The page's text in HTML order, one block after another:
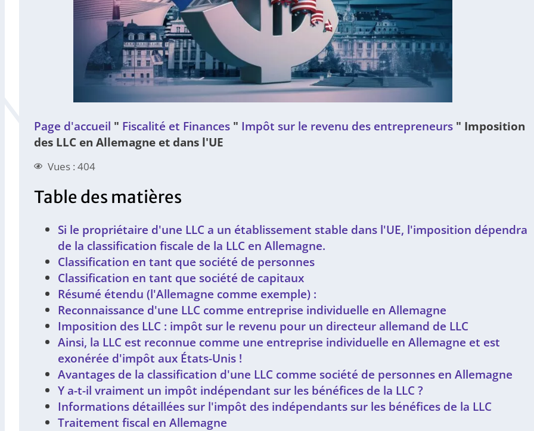
Page d'accueil " Fiscalité et Finances " Impôt sur le revenu des entrepreneurs " Imposition
des LLC en Allemagne et dans l'UE
Vues : 404
Table des matières
Si le propriétaire d'une LLC a un établissement stable dans l'UE, l'imposition dépendra
de la classification fiscale de la LLC en Allemagne.
Classification en tant que société de personnes
Classification en tant que société de capitaux
Résumé étendu (l'Allemagne comme exemple) :
Reconnaissance d'une LLC comme entreprise individuelle en Allemagne
Imposition des LLC : impôt sur le revenu pour un directeur allemand de LLC
Ainsi, la LLC est reconnue comme une entreprise individuelle en Allemagne et est
exonérée d'impôt aux États-Unis !
Avantages de la classification d'une LLC comme société de personnes en Allemagne
Y a-t-il vraiment un impôt indépendant sur les bénéfices de la LLC ?
Informations détaillées sur l'impôt des indépendants sur les bénéfices de la LLC
Traitement fiscal en Allemagne